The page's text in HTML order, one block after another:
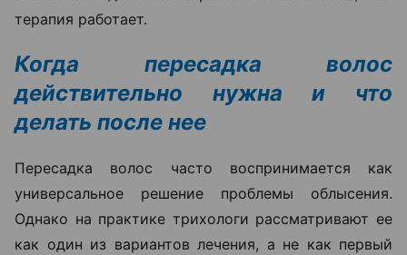
терапия работает.
Когда пересадка волос
действительно нужна и что
делать после нее
Пересадка волос часто воспринимается как
универсальное решение проблемы облысения.
Однако на практике трихологи рассматривают ее
как один из вариантов лечения, а не как первый